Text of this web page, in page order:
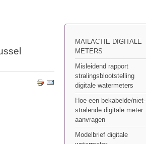
MAILACTIE DIGITALE
METERS
Misleidend rapport
stralingsblootstelling
digitale watermeters
Hoe een bekabelde/niet-
stralende digitale meter
aanvragen
Modelbrief digitale